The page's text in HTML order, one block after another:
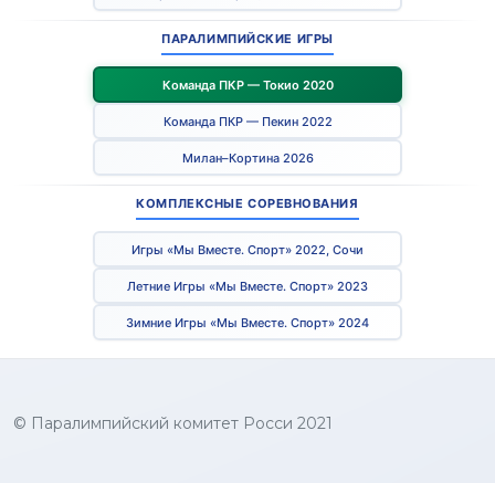
ПАРАЛИМПИЙСКИЕ ИГРЫ
Команда ПКР — Токио 2020
Команда ПКР — Пекин 2022
Милан–Кортина 2026
КОМПЛЕКСНЫЕ СОРЕВНОВАНИЯ
Игры «Мы Вместе. Спорт» 2022, Сочи
Летние Игры «Мы Вместе. Спорт» 2023
Зимние Игры «Мы Вместе. Спорт» 2024
© Паралимпийский комитет Росси 2021